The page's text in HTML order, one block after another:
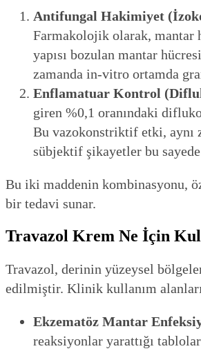
Antifungal Hakimiyet
Farmakolojik olarak, mantar
yapısı bozulan mantar
zamanda in-vitro ortamda
Enflamatuar Kontrol
giren %0,1 oranındaki
Bu vazokonstriktif etki, aynı
sübjektif şikayetler bu
Bu iki maddenin kombinasyonu,
bir tedavi sunar.
Travazol Krem Ne İçin
Travazol, derinin yüzeysel
edilmiştir. Klinik kullanım
Ekzematöz Mantar
reaksiyonlar yarattığı